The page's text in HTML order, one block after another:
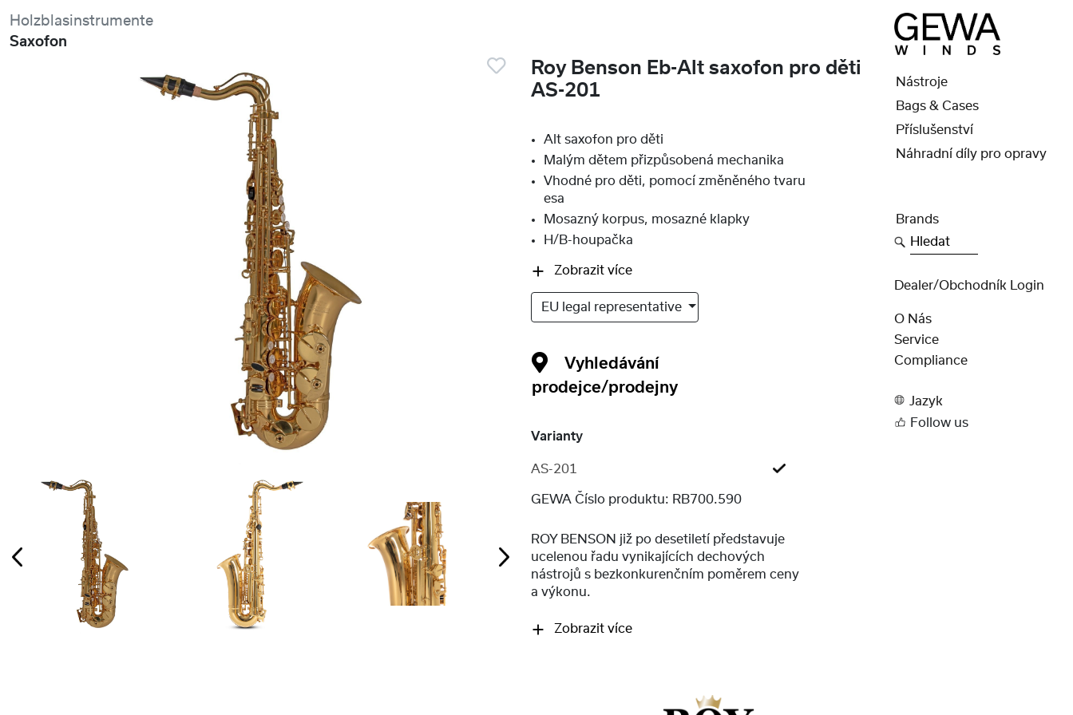
Holzblasinstrumente
Saxofon
Roy Benson Eb-Alt saxofon pro děti
AS-201
Varianty
AS-201
Vyhledávání
prodejce/prodejny
Alt saxofon pro děti
Malým dětem přizpůsobená mechanika
Vhodné pro děti, pomocí změněného tvaru
esa
Mosazný korpus, mosazné klapky
H/B-houpačka
Zobrazit více
EU legal representative
GEWA Číslo produktu: RB700.590
ROY BENSON již po desetiletí představuje
ucelenou řadu vynikajících dechových
nástrojů s bezkonkurenčním poměrem ceny
a výkonu.
Zobrazit více
Nástroje
Bags & Cases
Příslušenství
Náhradní díly pro opravy
Brands
Hledat
Dealer/obchodník Login
O Nás
Service
Compliance
Jazyk
Follow us